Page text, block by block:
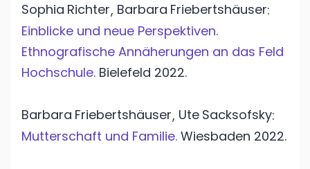
Sophia Richter, Barbara Friebertshäuser:
Einblicke und neue Perspektiven.
Ethnografische Annäherungen an das Feld
Hochschule. Bielefeld 2022.
Barbara Friebertshäuser, Ute Sacksofsky:
Mutterschaft und Familie. Wiesbaden 2022.